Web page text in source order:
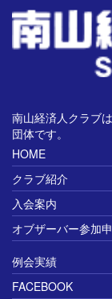
南山経済人クラブ
団体です。
HOME
クラブ紹介
入会案内
オブザーバー参加
例会実績
FACEBOOK